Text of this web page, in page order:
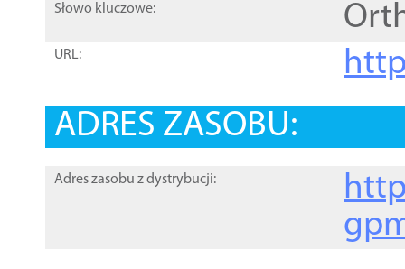
Słowo kluczowe:
URL:
ADRES ZASOBU:
Adres zasobu z dystrybucji: